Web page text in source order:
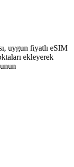
uygun fiyatlı eSIM
ekleyerek